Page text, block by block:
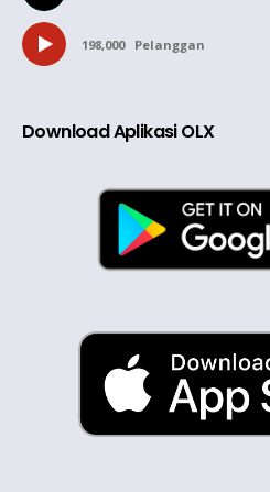
198,000 Pelanggan
Download Aplikasi OLX